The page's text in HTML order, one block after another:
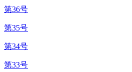
第36号
第35号
第34号
第33号